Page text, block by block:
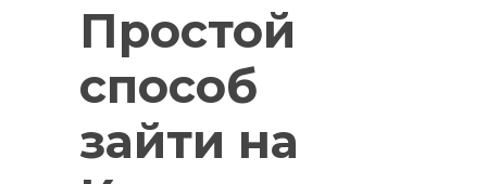
Простой
способ
зайти на